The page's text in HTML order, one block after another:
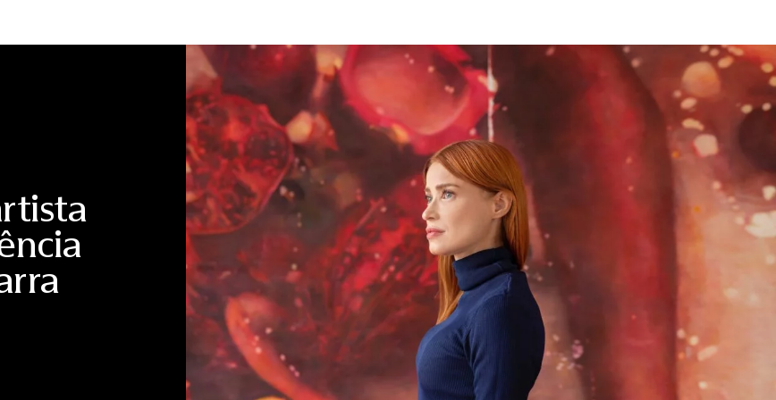
Desenvolvimento (NDB), conhecido como Banco dos BRICS. Os estudantes ainda tiveram contato com aspectos
históricos, culturais e sociais da China, ampliando a compreensão sobre o país para além do ambiente de negócios.
Para Fernanda Magnotta, a experiência representa uma nova forma de formar profissionais preparados para um
ambiente internacional cada vez mais complexo. “Nosso objetivo nunca foi apenas conhecer empresas ou
universidades. Queríamos proporcionar uma experiência capaz de conectar teoria e prática, ampliar horizontes e
mostrar aos alunos, no próprio local, como funciona um dos ecossistemas econômicos e tecnológicos mais
importantes do mundo. A China precisa ser compreendida a partir da experiência, e foi exatamente isso que
vivemos.” Segundo Juliana Baeza, a missão também evidencia o compromisso da FAAP com uma formação
internacional de excelência. “Foi muito especial acompanhar de perto o crescimento dos alunos ao longo da viagem.
Além do aprendizado acadêmico, vimos o desenvolvimento da autonomia, da capacidade de adaptação, do trabalho
em equipe e da sensibilidade intercultural. São competências fundamentais para quem pretende atuar em um mercado
cada vez mais global.” A missão integra a estratégia de internacionalização da FAAP e reforça a proposta do curso
Business and International Affairs (BIA) de aproximar estudantes dos grandes temas da economia, dos negócios e
das relações internacionais por meio de experiências práticas em ambientes de alta relevância global. Para Victor
Grinberg, responsável pela coordenação das Missões Internacionais da FAAP, iniciativas como essa representam um
diferencial na formação dos estudantes. “As missões internacionais permitem que os alunos vivenciem, na prática,
aquilo que aprendem em sala de aula. O contato direto com empresas, universidades e instituições amplia repertórios,
fortalece competências e transforma a forma como eles enxergam o mundo e suas próprias carreiras.” Ao final da
missão, os participantes destacaram o impacto da experiência na formação acadêmica e pessoal, ressaltando o
contato direto com organizações estratégicas, a convivência com diferentes culturas e a oportunidade de
compreender, de forma concreta, as transformações econômicas, tecnológicas e geopolíticas que moldam o cenário